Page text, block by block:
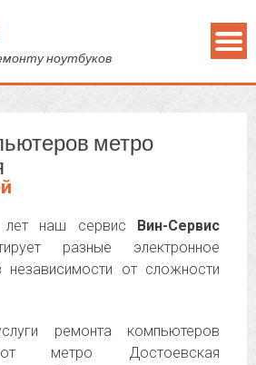
ноутбуков
метро
наш сервис Вин-Сервис
разные электронное
независимости от сложности
ремонта компьютеров
метро Достоевская